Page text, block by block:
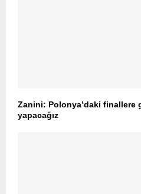
Zanini: Polonya’daki finallere
yapacağız